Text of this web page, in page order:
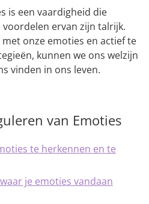
is een vaardigheid die
ervan zijn talrijk.
onze emoties en actief te
kunnen we ons welzijn
vinden in ons leven.
van Emoties
te herkennen en te
je emoties vandaan